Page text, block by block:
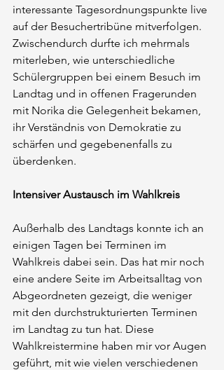
interessante Tagesordnungspunkte live
auf der Besuchertribüne mitverfolgen.
Zwischendurch durfte ich mehrmals
miterleben, wie unterschiedliche
Schülergruppen bei einem Besuch im
Landtag und in offenen Fragerunden
mit Norika die Gelegenheit bekamen,
ihr Verständnis von Demokratie zu
schärfen und gegebenenfalls zu
überdenken.
Intensiver Austausch im Wahlkreis
Außerhalb des Landtags konnte ich an
einigen Tagen bei Terminen im
Wahlkreis dabei sein. Das hat mir noch
eine andere Seite im Arbeitsalltag von
Abgeordneten gezeigt, die weniger
mit den durchstrukturierten Terminen
im Landtag zu tun hat. Diese
Wahlkreistermine haben mir vor Augen
geführt, mit wie vielen verschiedenen